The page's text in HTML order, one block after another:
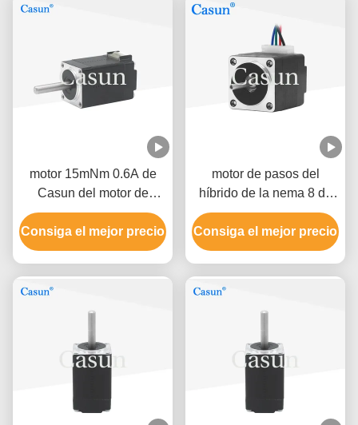
motor 15mNm 0.6A de
Casun del motor de
pasos de la nema 8 de
20x20m m bifásico
Consiga el mejor precio
motor de pasos del
híbrido de la nema 8 de
20x20m m 0.24A 5.04V
10mNM para la plata de
DIY 3D
Consiga el mejor precio